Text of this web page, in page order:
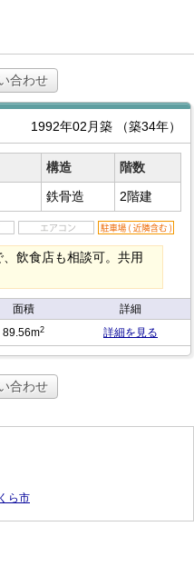
合わせ
1992年02月築 （築34年）
構造
階数
鉄骨造 2階建
飲食店も相談可。共用
面積
詳細
89.56m2 詳細を見る
合わせ
ら市